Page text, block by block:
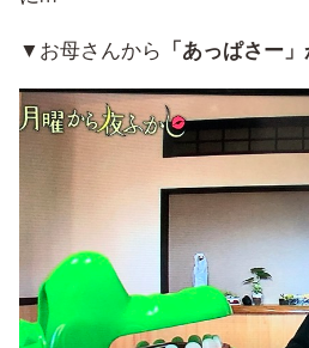
▼お母さんから 「あっぱさー